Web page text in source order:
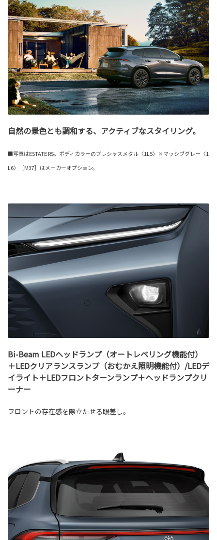
自然の景色とも調和する、アクティブなスタイリング。
■写真はESTATE RS。ボディカラーのプレシャスメタル〈1L5〉×マッシブグレー〈1
L6〉［M37］はメーカーオプション。
Bi-Beam LEDヘッドランプ（オートレベリング機能付）
＋LEDクリアランスランプ（おむかえ照明機能付）/LEDデ
イライト＋LEDフロントターンランプ＋ヘッドランプクリ
ーナー
フロントの存在感を際立たせる眼差し。